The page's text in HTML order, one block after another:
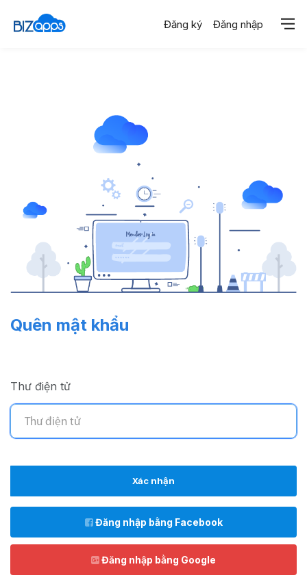
Đăng ký Đăng nhập
Quên mật khẩu
Thư điện tử
Đăng nhập bằng Facebook
Đăng nhập bằng Google
Xác nhận